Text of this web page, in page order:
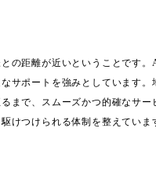
の距離が近いということです
サポートを強みとしています
まで、スムーズかつ的確なサ
けつけられる体制を整えてい